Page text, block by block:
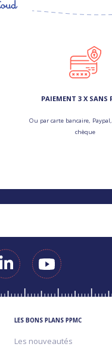
PAIEMENT 3 X SANS
Ou par carte bancaire,
chèque
LES BONS PLANS PPMC
Les nouveautés